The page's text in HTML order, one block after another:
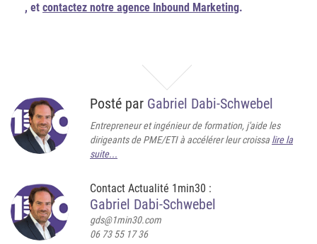
, et contactez notre agence Inbound Marketing.
Posté par Gabriel Dabi-Schwebel
Entrepreneur et ingénieur de formation, j'aide les
dirigeants de PME/ETI à accélérer leur croissa lire la
suite...
Contact Actualité 1min30 :
Gabriel Dabi-Schwebel
gds@1min30.com
06 73 55 17 36